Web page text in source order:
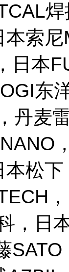
索
日本
东
丹麦
松
，日